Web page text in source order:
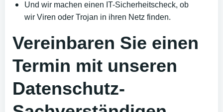
Und wir machen einen IT-Sicherheitscheck, ob
wir Viren oder Trojan in ihren Netz finden.
Vereinbaren Sie einen
Termin mit unseren
Datenschutz-